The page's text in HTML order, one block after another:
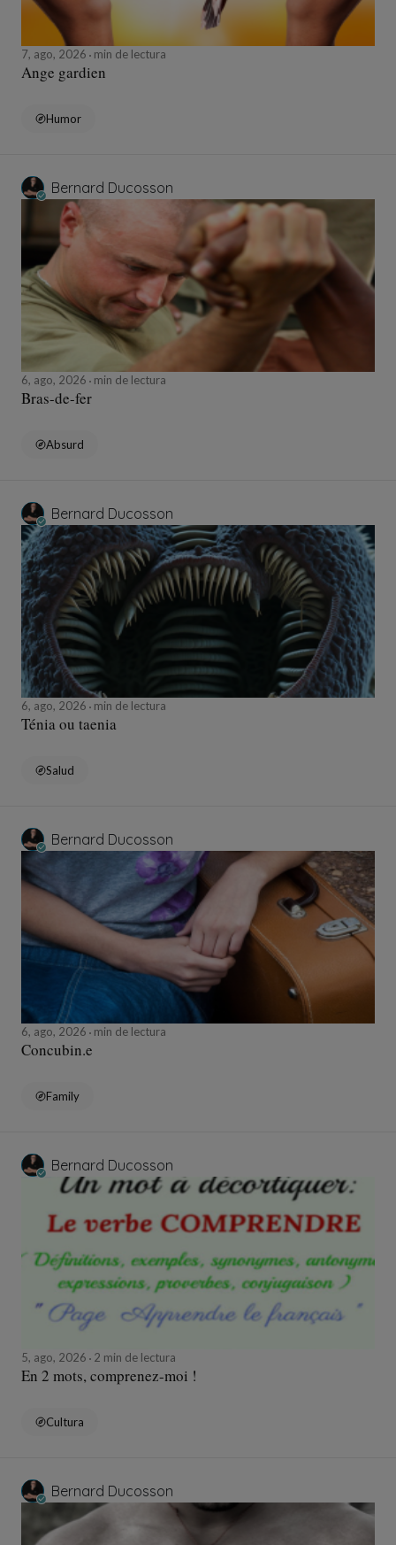
7, ago, 2026 min de lectura
Ange gardien
Humor
Bernard Ducosson
6, ago, 2026 min de lectura
Bras-de-fer
Absurd
Bernard Ducosson
6, ago, 2026 min de lectura
Ténia ou taenia
Salud
Bernard Ducosson
6, ago, 2026 min de lectura
Concubin.e
Family
Bernard Ducosson
5, ago, 2026 2 min de lectura
En 2 mots, comprenez-moi !
Cultura
Bernard Ducosson